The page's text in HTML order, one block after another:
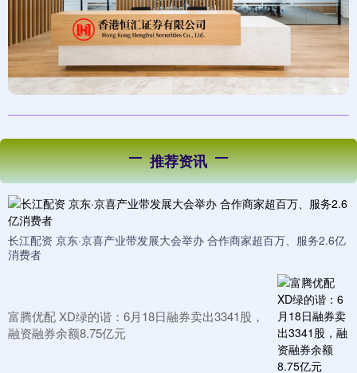
推荐资讯
长江配资 京东·京喜产业带发展大会举办 合作商家超百万、服务2.6亿
消费者
富腾优配 XD绿的谐：6月18日融券卖出3341股，
融资融券余额8.75亿元